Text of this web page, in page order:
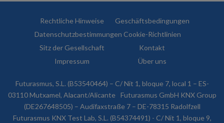
Rechtliche Hinweise
Geschäftsbedingungen
Datenschutzbestimmungen Cookie-Richtlinien
Sitz der Gesellschaft
Kontakt
Impressum
Über uns
Futurasmus, S.L. (B53540464) – C/ Nit 1, bloque 7, local 1 – ES-
03110 Mutxamel, Alacant/Alicante
Futurasmus GmbH KNX Group
(DE267648505) – Audifaxstraße 7 – DE-78315 Radolfzell
Futurasmus KNX Test Lab, S.L. (B54374491) - C/ Nit 1, bloque 9,